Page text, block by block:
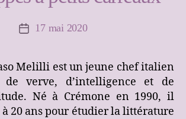
Date17 mai 2020
Melilli est un jeune chef italien
verve, d’intelligence et de
Né à Crémone en 1990, il
20 ans pour étudier la littérature